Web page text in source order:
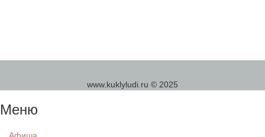
www.kuklyludi.ru © 2025
Меню